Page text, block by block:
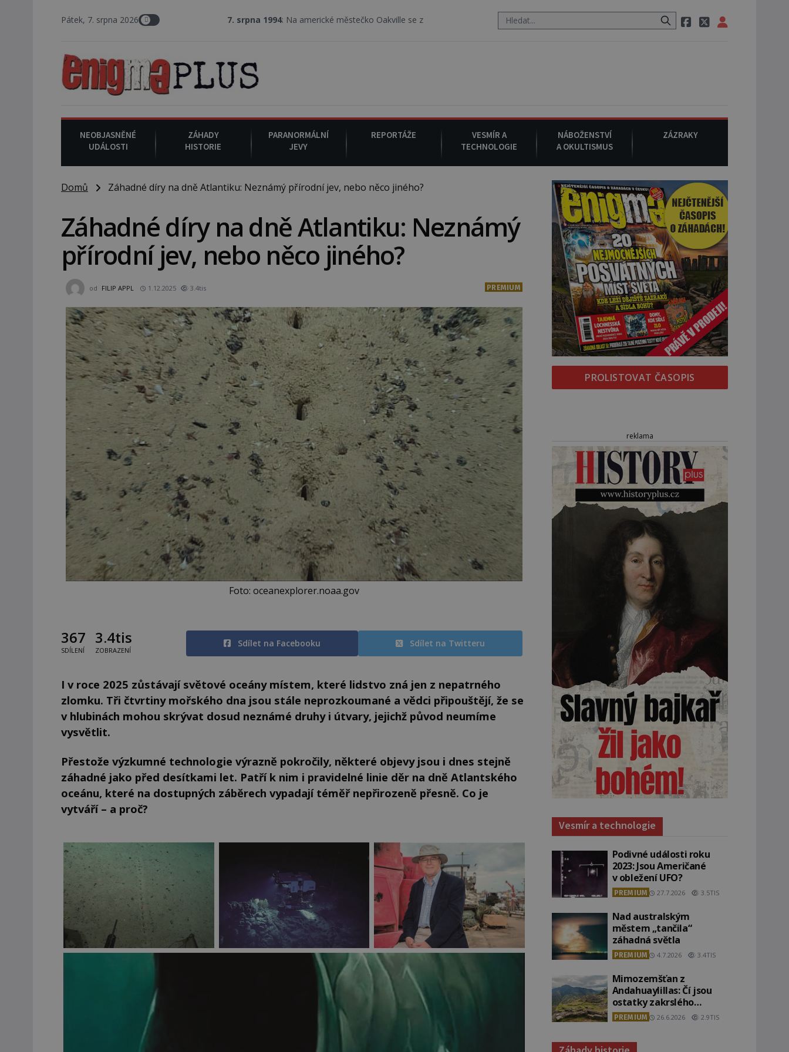
Pátek, 7. srpna 2026 7. srpna 1994: Na americké městečko Oakville se z nebe snáší podivná rosolovitá látka neznámého původu. 7. srpna 1994: Na americké městečko
NEOBJASNĚNÉ
UDÁLOSTI
ZÁHADY
HISTORIE
PARANORMÁLNÍ
JEVY
REPORTÁŽE
VESMÍR A
TECHNOLOGIE
NÁBOŽENSTVÍ
A OKULTISMUS
ZÁZRAKY
Domů Záhadné díry na dně Atlantiku: Neznámý přírodní jev, nebo něco jiného?
Záhadné díry na dně Atlantiku: Neznámý
přírodní jev, nebo něco jiného?
od FILIP APPL 1.12.2025 3.4tis PREMIUM
Foto: oceanexplorer.noaa.gov
367
SDÍLENÍ
3.4tis
ZOBRAZENÍ
Sdílet na Facebooku Sdílet na Twitteru
I v roce 2025 zůstávají světové oceány místem, které lidstvo zná jen z nepatrného
zlomku. Tři čtvrtiny mořského dna jsou stále neprozkoumané a vědci připouštějí, že se
v hlubinách mohou skrývat dosud neznámé druhy i útvary, jejichž původ neumíme
vysvětlit.
Přestože výzkumné technologie výrazně pokročily, některé objevy jsou i dnes stejně
záhadné jako před desítkami let. Patří k nim i pravidelné linie děr na dně Atlantského
oceánu, které na dostupných záběrech vypadají téměř nepřirozeně přesně. Co je
vytváří – a proč?
PROLISTOVAT ČASOPIS
reklama
Vesmír a technologie
Podivné události roku
2023: Jsou Američané
v obležení UFO?
PREMIUM 27.7.2026 3.5TIS
Nad australským
městem „tančila“
záhadná světla
PREMIUM 4.7.2026 3.4TIS
Mimozemšťan z
Andahuaylillas: Čí jsou
ostatky zakrslého
stvoření s ohromnou
lebkou?
PREMIUM 26.6.2026 2.9TIS